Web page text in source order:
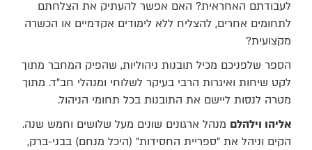
לעבודתם האחראית? האם אפשר להעתיק את הצלחתם
לתחומים אחרים, להצליח ללא לימודים אקדמיים או הכשרה
מקצועית?
הספר שלפניכם מכיל תובנות ניהוליות, שהפיק המחבר מתוך
לקט שיחות ואיגרות הרבי בעיקר לשלוחי ומנהלי חב"ד. מתוך
מטרה לנסות ליישם את התובנות בכל תחומי הניהול.
אליהו וילהלם מנהל ארגונים שונים מעל שלושים וחמש שנה.
הקים וניהל את "ספריית החסידות" (היכל מנחם) בבני-ברק,